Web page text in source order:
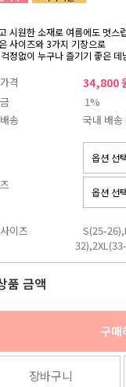
시원한 소재로 여름에도 멋스
사이즈와 3가지 기장으로
정없이 누구나 즐기기 좋은 데
격 34,800
1%
송
국내 배송
이즈
S(25-
품 금액
구매
장바구니